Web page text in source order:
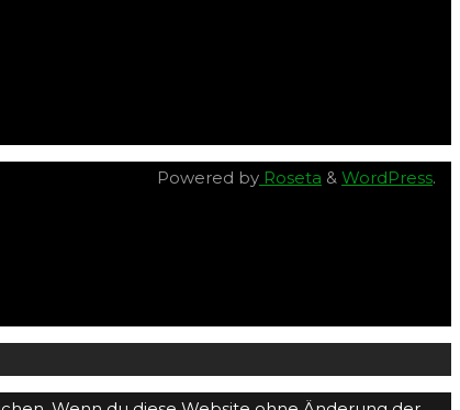
Powered by Roseta & WordPress.